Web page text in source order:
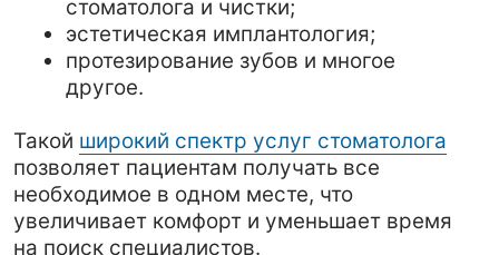
3. Минимальные очереди и комфортное
время приема.
В частных стоматологиях процесс записи и
приема очень простой: вы можете выбрать
в очереди. Это особенно актуально для
занятых людей, которые ценят свое время.
4. Квалифицированные специалисты.
В частных клиниках работают